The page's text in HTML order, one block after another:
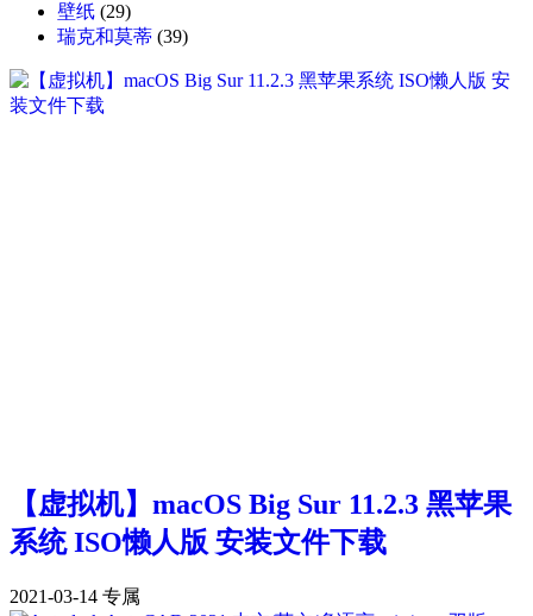
壁纸 (29)
瑞克和莫蒂 (39)
【虚拟机】macOS Big Sur 11.2.3 黑苹果
系统 ISO懒人版 安装文件下载
2021-03-14 专属